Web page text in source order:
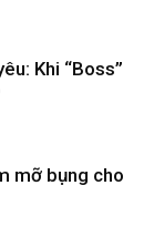
Khi “Boss”
mỡ bụng cho